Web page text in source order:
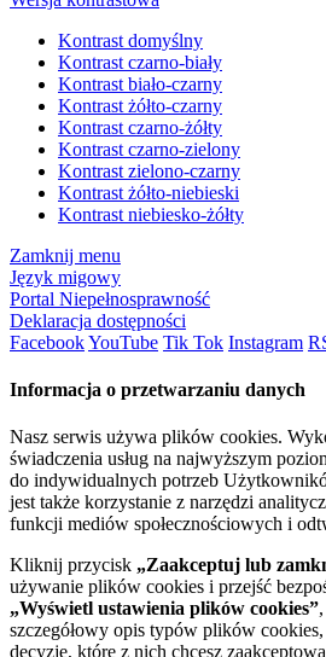
Kontrast domyślny
Kontrast czarno-biały
Kontrast biało-czarny
Kontrast żółto-czarny
Kontrast czarno-żółty
Kontrast czarno-zielony
Kontrast zielono-czarny
Kontrast żółto-niebieski
Kontrast niebiesko-żółty
Zamknij menu
Język migowy
Portal Niepełnosprawność
Deklaracja dostępności
FacebookYouTube Tik Tok Instagram
Informacja o przetwarzaniu danych
Nasz serwis używa plików cookies.
świadczenia usług na najwyższym
do indywidualnych potrzeb
jest także korzystanie z narzędzi
funkcji mediów społecznościowych i
Kliknij przycisk „Zaakceptuj lub
używanie plików cookies i przejść
„Wyświetl ustawienia plików cookies”
szczegółowy opis typów plików cookies,
decyzję, które z nich chcesz